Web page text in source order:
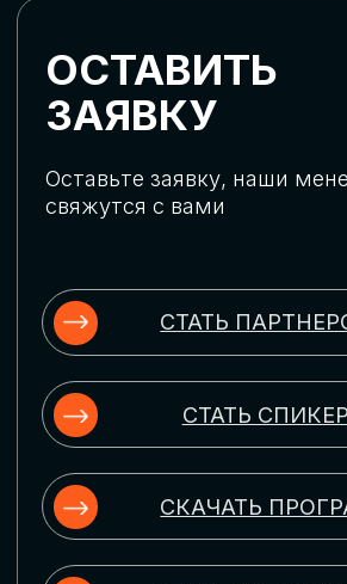
актуальных трендов глобальной цифровой
трансформации. Узнаем о новых подходах
массовом использовании ИИ-
инструментов, обеспечении
ИСКУССТВЕННЫЙ
Узнаем как компании адаптируются к
новой ИИ-реальности. Как ИИ-
сотрудники становятся
«полноправными» членами команды, как
ИИ-помощники забирают на себя рутину
и как можно значительно увеличить
производительность без огромных
затрат на нейросети
ЦИФРОВИЗАЦИЯ
УПРАВЛЕНИЯ ПЕРСОНАЛОМ
Рассмотрим управление человеческим
комплексные решения для роста